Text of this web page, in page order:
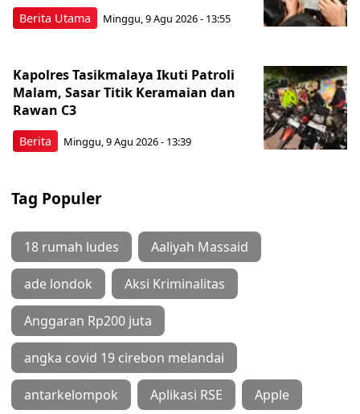
Berita Utama Minggu, 9 Agu 2026 - 13:55
Berita
Kapolres Tasikmalaya Ikuti Patroli
Malam, Sasar Titik Keramaian dan
Rawan C3
Minggu, 9 Agu 2026 - 13:39
Tag Populer
18 rumah ludes Aaliyah Massaid
ade londok Aksi Kriminalitas
Anggaran Rp200 juta
angka covid 19 cirebon melandai
antarkelompok Aplikasi RSE Apple